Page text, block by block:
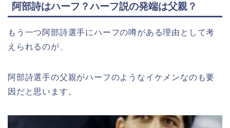
阿部詩はハーフ？ハーフ説の発端は父親？
もう一つ阿部詩選手にハーフの噂がある理由として考
えられるのが、
阿部詩選手の父親がハーフのようなイケメンなのも要
因だと思います。